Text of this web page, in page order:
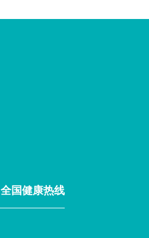
全国健康热线